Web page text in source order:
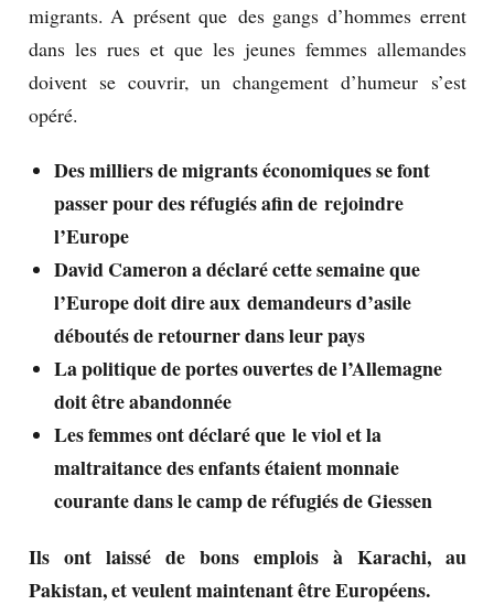
migrants. A présent que des gangs d’hommes errent
dans les rues et que les jeunes femmes allemandes
doivent se couvrir, un changement d’humeur s’est
opéré.
Des milliers de migrants économiques se font
passer pour des réfugiés afin de rejoindre
l’Europe
David Cameron a déclaré cette semaine que
l’Europe doit dire aux demandeurs d’asile
déboutés de retourner dans leur pays
La politique de portes ouvertes de l’Allemagne
doit être abandonnée
Les femmes ont déclaré que le viol et la
maltraitance des enfants étaient monnaie
courante dans le camp de réfugiés de Giessen
Ils ont laissé de bons emplois à Karachi, au
Pakistan, et veulent maintenant être Européens.